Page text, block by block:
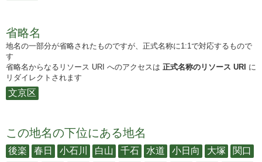
省略名
地名の一部分が省略されたものですが、正式名称に1:1で対応するもので
す
省略名からなるリソース URI へのアクセスは 正式名称のリソース URI に
リダイレクトされます
文京区
この地名の下位にある地名
後楽 春日 小石川 白山 千石 水道 小日向 大塚
関口